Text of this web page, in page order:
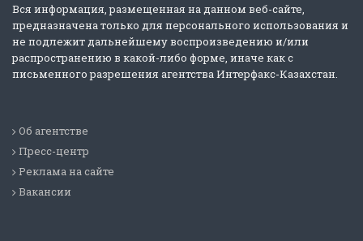
Вся информация, размещенная на данном веб-сайте,
предназначена только для персонального использования и
не подлежит дальнейшему воспроизведению и/или
распространению в какой-либо форме, иначе как с
письменного разрешения агентства Интерфакс-Казахстан.
Об агентстве
Пресс-центр
Реклама на сайте
Вакансии